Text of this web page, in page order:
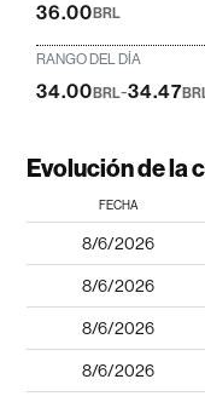
36.00BRL
RANGO DEL DÍA
34.00BRL-34.47
Evolución de la
FECHA
8/6/2026
8/6/2026
8/6/2026
8/6/2026